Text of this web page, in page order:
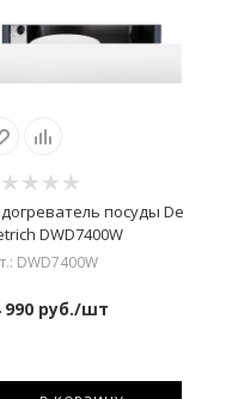
посуды De
DWD7400W
DWD7400W
990руб./шт